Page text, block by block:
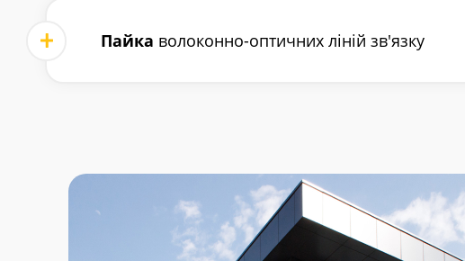
Пайка волоконно-оптичних ліній зв'язку